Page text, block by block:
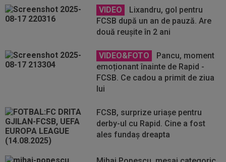
VIDEO
Lixandru, gol pentru
FCSB după un an de pauză. Are
două reușite în 2 ani
VIDEO&FOTO
Pancu, moment
emoționant înainte de Rapid -
FCSB. Ce cadou a primit de ziua
lui
FCSB, surprize uriașe pentru
derby-ul cu Rapid. Cine a fost
ales fundaș dreapta